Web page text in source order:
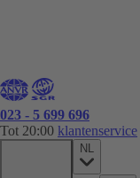
023 - 5 699 696
Tot 20:00 klantenservice
NL